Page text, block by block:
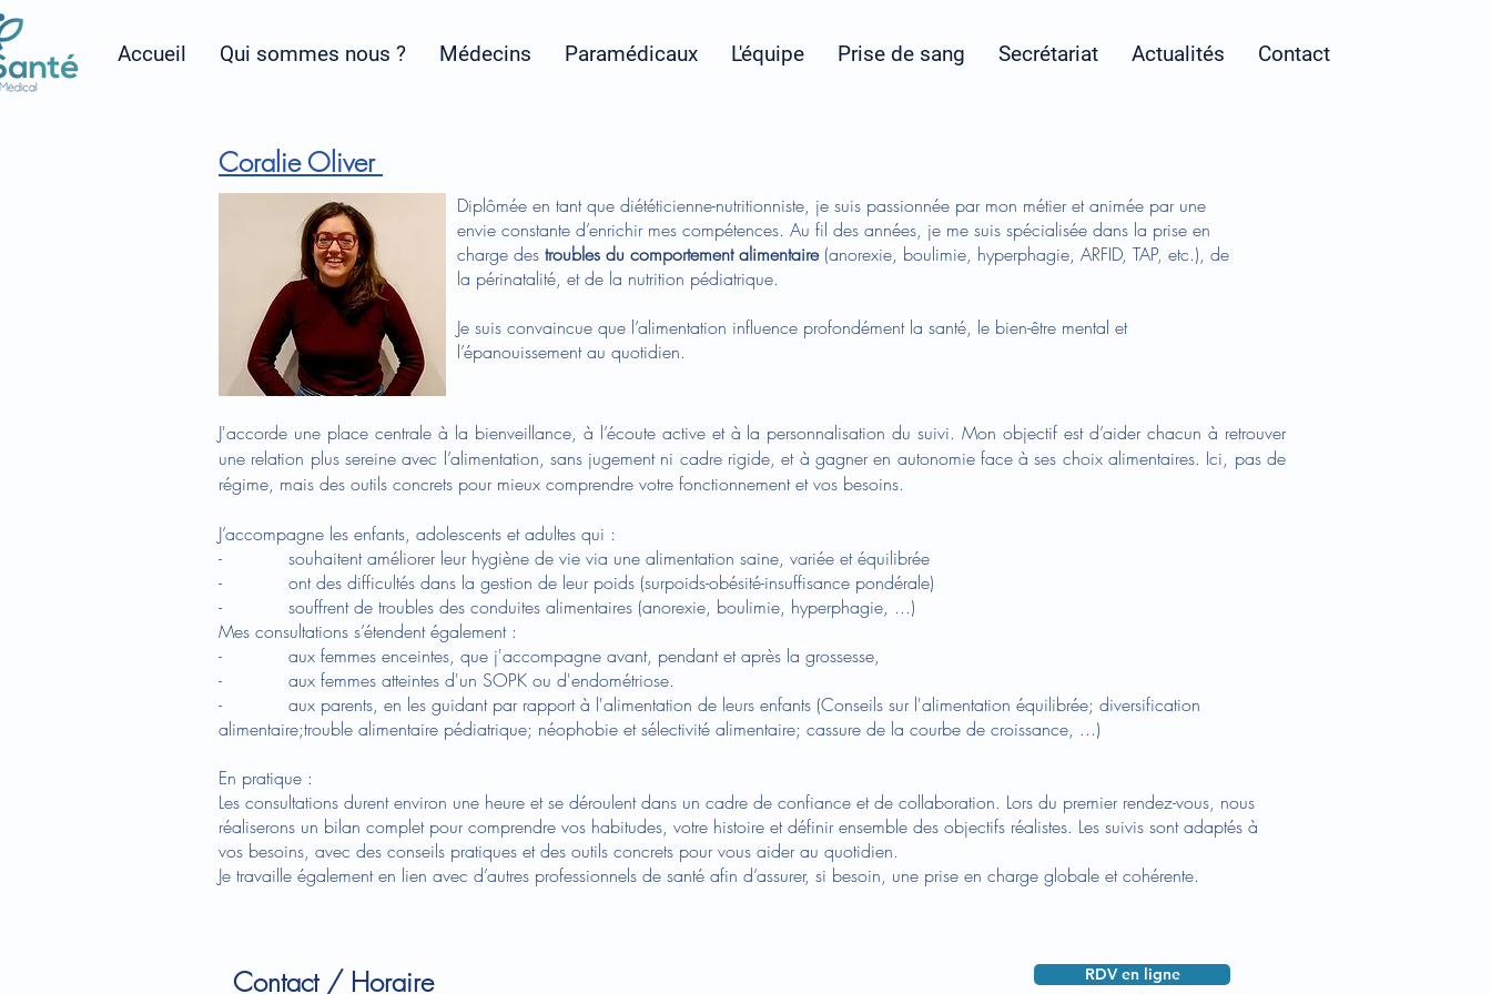
Accueil Qui sommes nous ? Médecins Paramédicaux L'équipe Prise de sang Secrétariat Actualités Contact
Coralie Oliver
Diplômée en tant que diététicienne-nutritionniste, je suis passionnée par mon métier et animée par une
envie constante d’enrichir mes compétences. Au fil des années, je me suis spécialisée dans la prise en
charge des troubles du comportement alimentaire(anorexie, boulimie, hyperphagie, ARFID, TAP, etc.), de
la périnatalité, et de la nutrition pédiatrique.
Je suis convaincue que l’alimentation influence profondément la santé, le bien-être mental et
l’épanouissement au quotidien.
J'accorde une place centrale à la bienveillance, à l’écoute active et à la personnalisation du suivi. Mon objectif est d’aider chacun à retrouver
une relation plus sereine avec l’alimentation, sans jugement ni cadre rigide, et à gagner en autonomie face à ses choix alimentaires. Ici, pas de
régime, mais des outils concrets pour mieux comprendre votre fonctionnement et vos besoins.
J’accompagne les enfants, adolescents et adultes qui :
- souhaitent améliorer leur hygiène de vie via une alimentation saine, variée et équilibrée
- ont des difficultés dans la gestion de leur poids (surpoids-obésité-insuffisance pondérale)
- souffrent de troubles des conduites alimentaires (anorexie, boulimie, hyperphagie, ...)
Mes consultations s’étendent également :
- aux femmes enceintes, que j'accompagne avant, pendant et après la grossesse,
- aux femmes atteintes d'un SOPK ou d'endométriose.
- aux parents, en les guidant par rapport à l'alimentation de leurs enfants (Conseils sur l'alimentation équilibrée; diversification
alimentaire;trouble alimentaire pédiatrique; néophobie et sélectivité alimentaire; cassure de la courbe de croissance, ...)
En pratique :
Les consultations durent environ une heure et se déroulent dans un cadre de confiance et de collaboration. Lors du premier rendez-vous, nous
réaliserons un bilan complet pour comprendre vos habitudes, votre histoire et définir ensemble des objectifs réalistes. Les suivis sont adaptés à
vos besoins, avec des conseils pratiques et des outils concrets pour vous aider au quotidien.
Je travaille également en lien avec d’autres professionnels de santé afin d’assurer, si besoin, une prise en charge globale et cohérente.
Contact / Horaire RDV en ligne